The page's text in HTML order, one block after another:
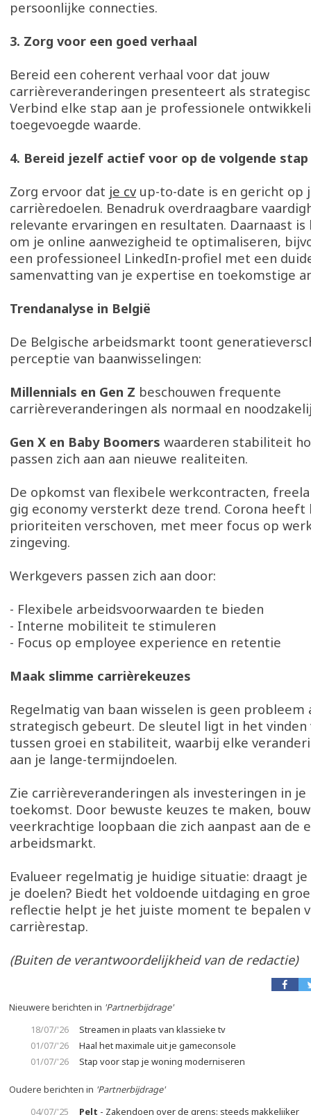
persoonlijke connecties.
3. Zorg voor een goed verhaal
Bereid een coherent verhaal voor dat jouw
carrièreveranderingen presenteert als
Verbind elke stap aan je professionele
toegevoegde waarde.
4. Bereid jezelf actief voor op de volgende stap
Zorg ervoor dat je cv up-to-date is en gericht op
carrièredoelen. Benadruk overdraagbare
relevante ervaringen en resultaten. Daarnaast
om je online aanwezigheid te optimaliseren,
een professioneel LinkedIn-profiel met een
samenvatting van je expertise en toekomstige
Trendanalyse in België
De Belgische arbeidsmarkt toont
perceptie van baanwisselingen:
Millennials en Gen Z beschouwen frequente
carrièreveranderingen als normaal en
Gen X en Baby Boomers waarderen stabiliteit
passen zich aan aan nieuwe realiteiten.
De opkomst van flexibele werkcontracten,
gig economy versterkt deze trend. Corona heeft
prioriteiten verschoven, met meer focus op
zingeving.
Werkgevers passen zich aan door:
- Flexibele arbeidsvoorwaarden te bieden
- Interne mobiliteit te stimuleren
- Focus op employee experience en retentie
Maak slimme carrièrekeuzes
Regelmatig van baan wisselen is geen probleem
strategisch gebeurt. De sleutel ligt in het vinden
tussen groei en stabiliteit, waarbij elke
aan je lange-termijndoelen.
Zie carrièreveranderingen als investeringen in
toekomst. Door bewuste keuzes te maken,
veerkrachtige loopbaan die zich aanpast aan de
arbeidsmarkt.
Evalueer regelmatig je huidige situatie: draagt
je doelen? Biedt het voldoende uitdaging en
reflectie helpt je het juiste moment te bepalen
carrièrestap.
(Buiten de verantwoordelijkheid van de redactie)
Nieuwere berichten in 'Partnerbijdrage'
18/07/'26
Streamen in plaats van klassieke tv
01/07/'26
Haal het maximale uit je gameconsole
01/07/'26
Stap voor stap je woning moderniseren
Oudere berichten in 'Partnerbijdrage'
04/07/'25
Pelt - Zakendoen over de grens: steeds makkelijker